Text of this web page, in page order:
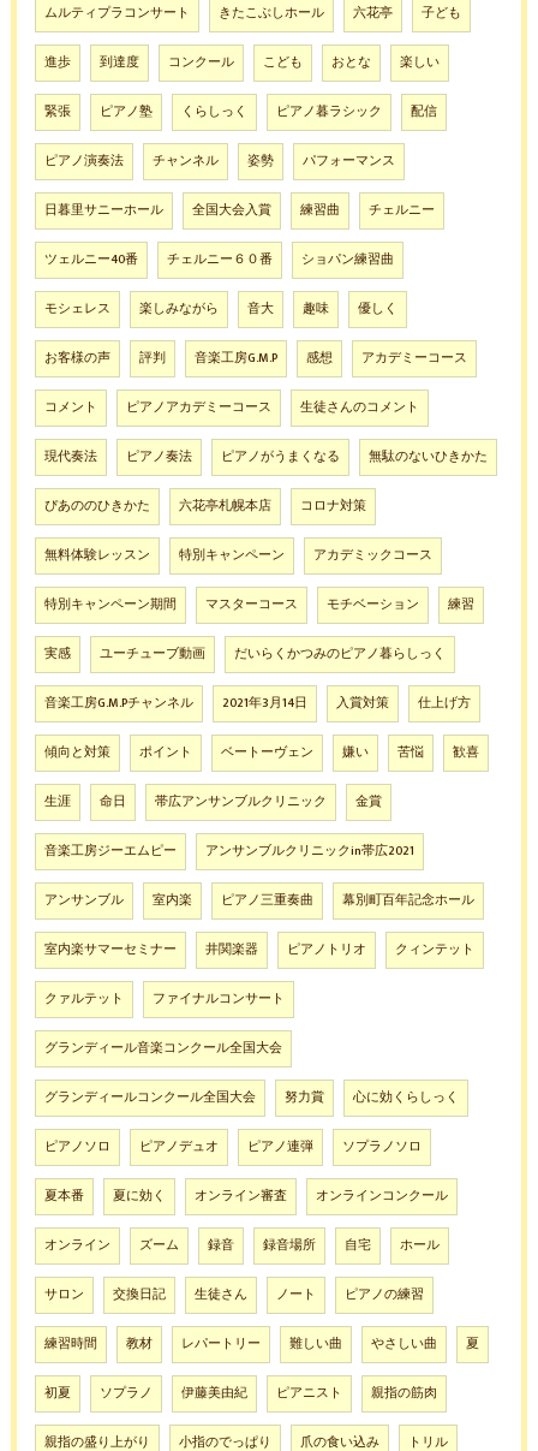
ムルティプラコンサート きたこぶしホール 六花亭 子ども
進歩 到達度 コンクール こども おとな 楽しい
緊張 ピアノ塾 くらしっく ピアノ暮ラシック 配信
ピアノ演奏法 チャンネル 姿勢 パフォーマンス
日暮里サニーホール 全国大会入賞 練習曲 チェルニー
ツェルニー40番 チェルニー６０番 ショパン練習曲
モシェレス 楽しみながら 音大 趣味 優しく
お客様の声 評判 音楽工房G.M.P 感想 アカデミーコース
コメント ピアノアカデミーコース 生徒さんのコメント
現代奏法 ピアノ奏法 ピアノがうまくなる 無駄のないひきかた
ぴあののひきかた 六花亭札幌本店 コロナ対策
無料体験レッスン 特別キャンペーン アカデミックコース
特別キャンペーン期間 マスターコース モチベーション 練習
実感 ユーチューブ動画 だいらくかつみのピアノ暮らしっく
音楽工房G.M.Pチャンネル 2021年3月14日 入賞対策 仕上げ方
傾向と対策 ポイント ベートーヴェン 嫌い 苦悩 歓喜
生涯 命日 帯広アンサンブルクリニック 金賞
音楽工房ジーエムピー アンサンブルクリニックin帯広2021
アンサンブル 室内楽 ピアノ三重奏曲 幕別町百年記念ホール
室内楽サマーセミナー 井関楽器 ピアノトリオ クィンテット
クァルテット ファイナルコンサート
グランディール音楽コンクール全国大会
グランディールコンクール全国大会 努力賞 心に効くらしっく
ピアノソロ ピアノデュオ ピアノ連弾 ソプラノソロ
夏本番 夏に効く オンライン審査 オンラインコンクール
オンライン ズーム 録音 録音場所 自宅 ホール
サロン 交換日記 生徒さん ノート ピアノの練習
練習時間 教材 レパートリー 難しい曲 やさしい曲 夏
初夏 ソプラノ 伊藤美由紀 ピアニスト 親指の筋肉
親指の盛り上がり 小指のでっぱり 爪の食い込み トリル